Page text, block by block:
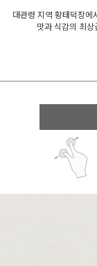
대관령 지역 황태덕장에
맛과 식감의 최상